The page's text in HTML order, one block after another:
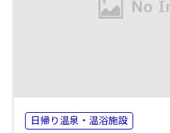
日帰り温泉・温浴施設